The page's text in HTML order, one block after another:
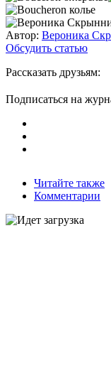
Автор: Вероника
Обсудить статью
Рассказать друзьям:
Подписаться на
Читайте также
Комментарии